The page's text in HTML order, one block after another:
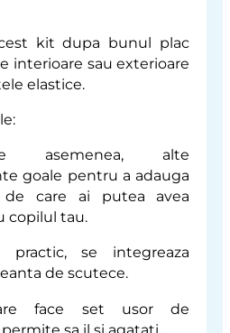
kit dupa bunul plac
interioare sau exterioare
elastice.
asemenea, alte
goale pentru a adauga
de care ai putea avea
copilul tau.
practic, se integreaza
de scutece.
face set usor de
sa il si agatati.